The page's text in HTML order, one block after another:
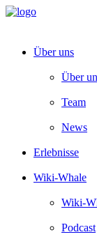
Über uns
Über
Team
News
Erlebnisse
Wiki-Whale
Wiki-
Podcast